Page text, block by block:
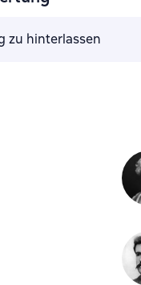
zu hinterlassen